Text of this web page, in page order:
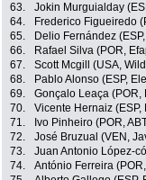
63.
Jokin Murguialday
64.
Frederico Figueiredo
65.
Delio Fernández
66.
Rafael Silva (POR,
67.
Scott Mcgill (USA,
68.
Pablo Alonso (ESP,
69.
Gonçalo Leaça (POR,
70.
Vicente Hernaiz
71.
Ivo Pinheiro (POR,
72.
José Bruzual (VEN,
73.
Juan Antonio López-
74.
António Ferreira